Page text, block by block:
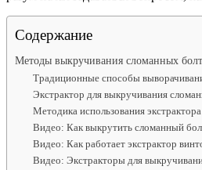
Содержание
Методы выкручивания сломанных
Традиционные способы
Экстрактор для выкручивания
Методика использования экстрактора
Видео: Как выкрутить сломанный
Видео: Как работает экстрактор
Видео: Экстракторы для